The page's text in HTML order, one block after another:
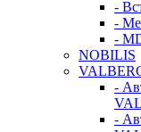
-
-
-
NOBILIS
-
-